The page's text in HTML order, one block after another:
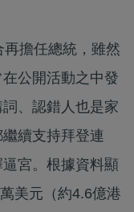
擔任總統，雖然
公開活動之中發
、認錯人也是家
續支持拜登連
宮。根據資料顯
美元（約4.6億港